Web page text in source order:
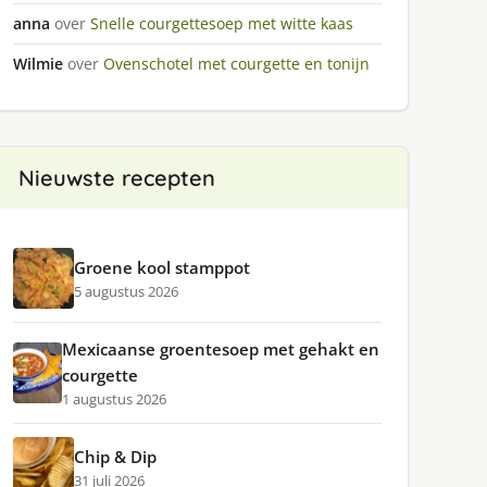
anna over Snelle courgettesoep met witte kaas
Wilmie over Ovenschotel met courgette en tonijn
Nieuwste recepten
Groene kool stamppot
5 augustus 2026
Mexicaanse groentesoep met gehakt en
courgette
1 augustus 2026
Chip & Dip
31 juli 2026